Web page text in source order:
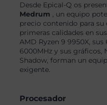
Desde Epical-Q os
Medrum , un equipo
precio contenido para
primeras calidades en
AMD Ryzen 9 9950X,
6000MHz y sus gráficos,
Shadow, forman un
exigente.
Procesador